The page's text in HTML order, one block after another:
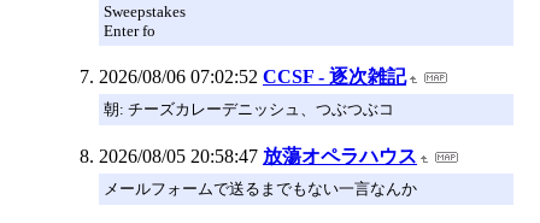
Sweepstakes
Enter fo
2026/08/06 07:02:52 CCSF - 逐次雑記
朝: チーズカレーデニッシュ、つぶつぶコ
2026/08/05 20:58:47 放蕩オペラハウス
メールフォームで送るまでもない一言なんか